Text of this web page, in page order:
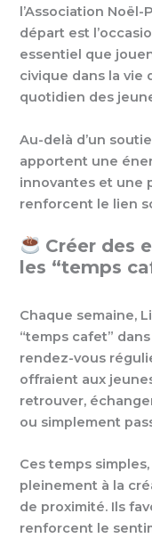
l’Association
départ est
essentiel que
civique dans la vie
quotidien des
Au-delà d’un
apportent une
innovantes et une
renforcent le lien
Créer des
les “temps
Chaque semaine,
“temps cafet”
rendez-vous
offraient aux
retrouver,
ou simplement
Ces temps
pleinement à la
de proximité. Ils
renforcent le